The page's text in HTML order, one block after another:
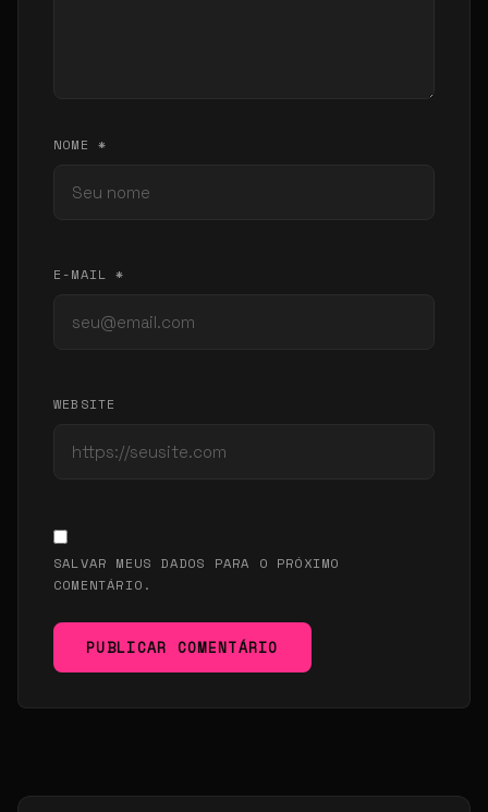
NOME *
E-MAIL *
WEBSITE
SALVAR MEUS DADOS PARA O PRÓXIMO
COMENTÁRIO.
PUBLICAR COMENTÁRIO